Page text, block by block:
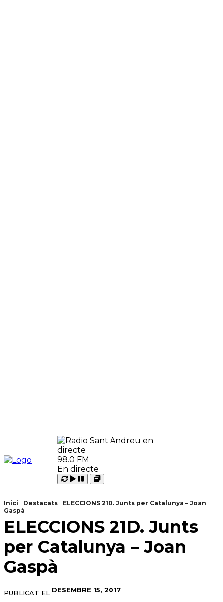
98.0 FM
En directe
Carregant
Reproduir
Pausar
Open
Inici Destacats
ELECCIONS 21D. Junts per Catalunya – Joan
Gaspà
ELECCIONS 21D. Junts
per Catalunya – Joan
Gaspà
PUBLICAT EL DESEMBRE 15, 2017